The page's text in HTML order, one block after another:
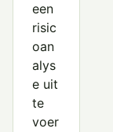
een
risic
oan
alys
e uit
te
voer